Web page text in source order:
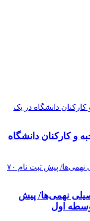
و کارکنان دانشگاه
تحصیلی نهمی‌ها/ پیش